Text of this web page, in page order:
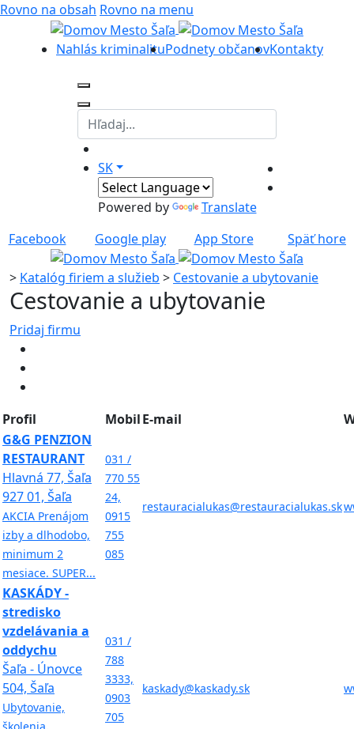
Rovno na obsah Rovno na menu
Nahlás kriminalituPodnety občanovKontakty
SK
Powered by
Translate
Facebook
Google play App Store Späť hore
> Katalóg firiem a služieb > Cestovanie a ubytovanie
Cestovanie a ubytovanie
Pridaj firmu
Profil MobilE-mail
G&G PENZION
RESTAURANT
Hlavná 77, Šaľa
927 01, Šaľa
AKCIA Prenájom
izby a dlhodobo,
minimum 2
mesiace. SUPER...
031 /
770 55
24,
0915
755
085
restauracialukas@restauracialukas.sk
KASKÁDY -
stredisko
vzdelávania a
oddychu
Šaľa - Únovce
504, Šaľa
Ubytovanie,
031 /
788
3333,
0903
705
kaskady@kaskady.sk